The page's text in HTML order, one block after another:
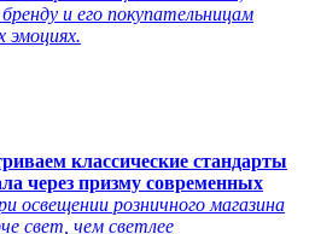
и его покупательницам
эмоциях.
классические стандарты
через призму современных
освещении розничного магазина
свет, чем светлее